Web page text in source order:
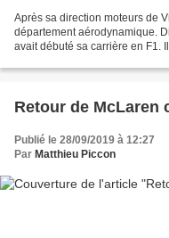
Après sa direction moteurs de
département aérodynamique.
avait débuté sa carrière en F1.
Retour de McLaren
Publié le 28/09/2019 à 12:27
Par Matthieu Piccon